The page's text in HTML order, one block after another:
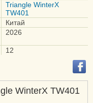
Triangle WinterX
TW401
Китай
2026
12
WinterX TW401